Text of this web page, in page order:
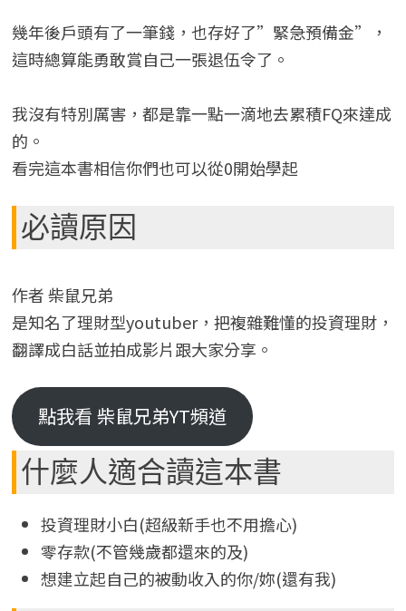
幾年後戶頭有了一筆錢，也存好了”緊急預備金”，
這時總算能勇敢賞自己一張退伍令了。
我沒有特別厲害，都是靠一點一滴地去累積FQ來達成
的。
看完這本書相信你們也可以從0開始學起
必讀原因
作者 柴鼠兄弟
是知名了理財型youtuber，把複雜難懂的投資理財，
翻譯成白話並拍成影片跟大家分享。
點我看 柴鼠兄弟YT頻道
什麼人適合讀這本書
投資理財小白(超級新手也不用擔心)
零存款(不管幾歲都還來的及)
想建立起自己的被動收入的你/妳(還有我)